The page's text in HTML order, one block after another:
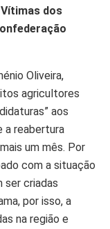
dos
Oliveira,
agricultores
aos
a reabertura
um mês. Por
com a situação
ser criadas
por isso, a
na região e